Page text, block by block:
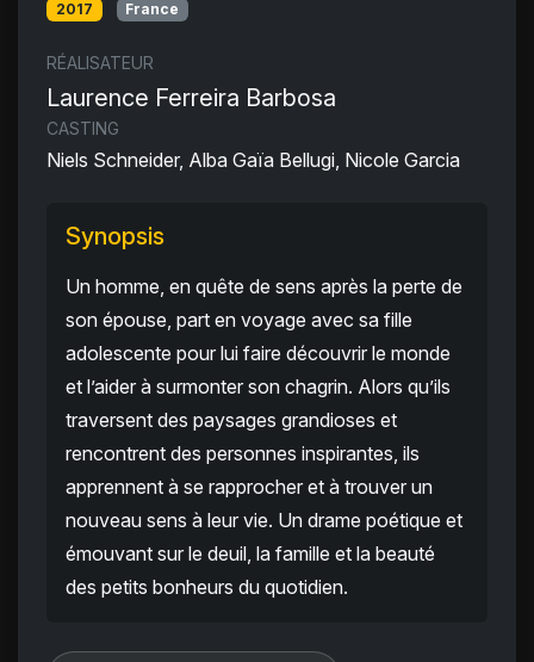
2017 France
RÉALISATEUR
Laurence Ferreira Barbosa
CASTING
Niels Schneider, Alba Gaïa Bellugi, Nicole Garcia
Synopsis
Un homme, en quête de sens après la perte de
son épouse, part en voyage avec sa fille
adolescente pour lui faire découvrir le monde
et l’aider à surmonter son chagrin. Alors qu’ils
traversent des paysages grandioses et
rencontrent des personnes inspirantes, ils
apprennent à se rapprocher et à trouver un
nouveau sens à leur vie. Un drame poétique et
émouvant sur le deuil, la famille et la beauté
des petits bonheurs du quotidien.